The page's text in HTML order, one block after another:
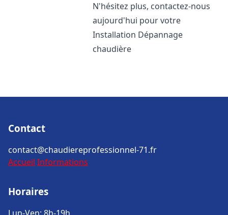
N'hésitez plus, contactez-nous
aujourd'hui pour votre
Installation Dépannage
chaudière
Contact
contact@chaudiereprofessionnel-71.fr
Accueil Informations
Horaires